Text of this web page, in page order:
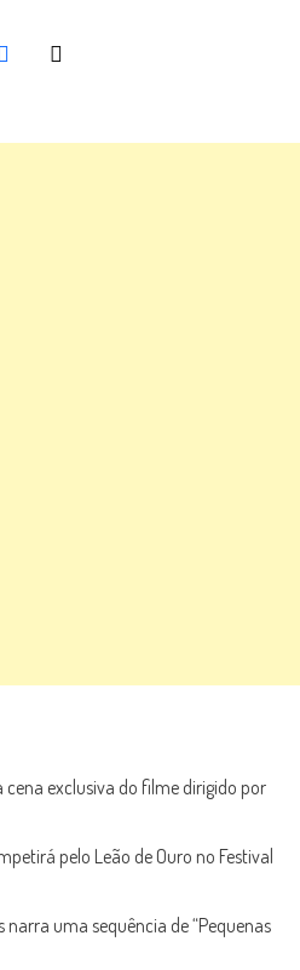
cena exclusiva do filme dirigido por
pelo Leão de Ouro no Festival
uma sequência de “Pequenas